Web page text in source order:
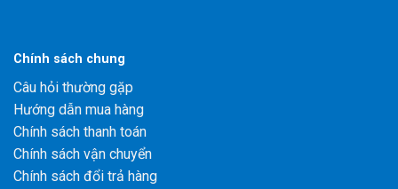
Chính sách chung
Câu hỏi thường gặp
Hướng dẫn mua hàng
Chính sách thanh toán
Chính sách vận chuyển
Chính sách đổi trả hàng